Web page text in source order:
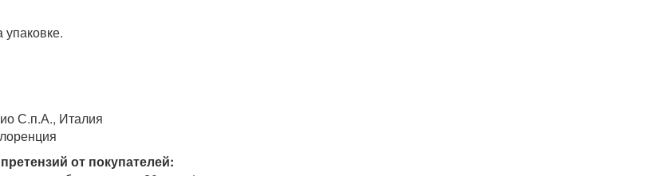
упаковке.
С.п.А., Италия
от покупателей: